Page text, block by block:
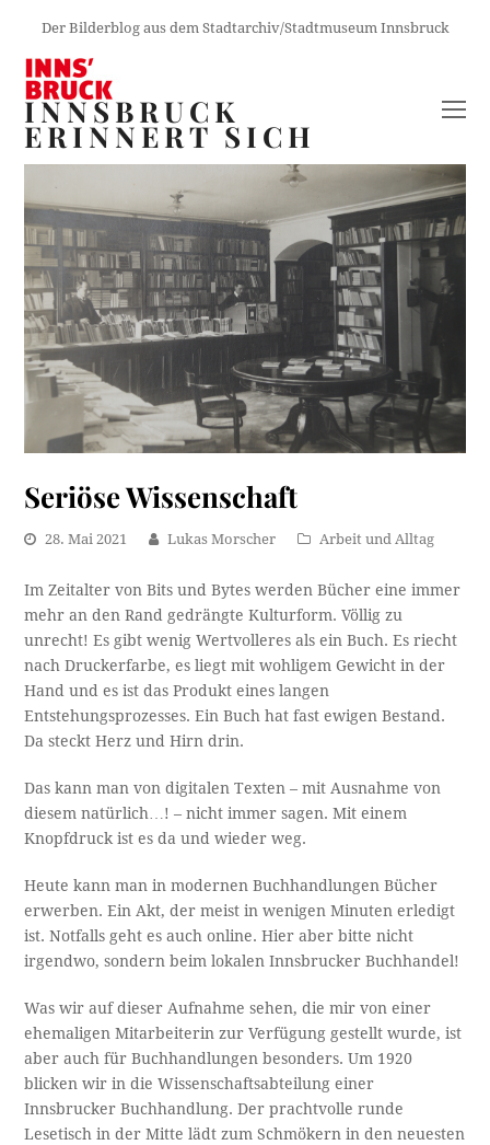
Der Bilderblog aus dem Stadtarchiv/Stadtmuseum Innsbruck
INNSBRUCK
ERINNERT SICH
Seriöse Wissenschaft
28. Mai 2021 Lukas Morscher Arbeit und Alltag
Im Zeitalter von Bits und Bytes werden Bücher eine immer
mehr an den Rand gedrängte Kulturform. Völlig zu
unrecht! Es gibt wenig Wertvolleres als ein Buch. Es riecht
nach Druckerfarbe, es liegt mit wohligem Gewicht in der
Hand und es ist das Produkt eines langen
Entstehungsprozesses. Ein Buch hat fast ewigen Bestand.
Da steckt Herz und Hirn drin.
Das kann man von digitalen Texten – mit Ausnahme von
diesem natürlich…! – nicht immer sagen. Mit einem
Knopfdruck ist es da und wieder weg.
Heute kann man in modernen Buchhandlungen Bücher
erwerben. Ein Akt, der meist in wenigen Minuten erledigt
ist. Notfalls geht es auch online. Hier aber bitte nicht
irgendwo, sondern beim lokalen Innsbrucker Buchhandel!
Was wir auf dieser Aufnahme sehen, die mir von einer
ehemaligen Mitarbeiterin zur Verfügung gestellt wurde, ist
aber auch für Buchhandlungen besonders. Um 1920
blicken wir in die Wissenschaftsabteilung einer
Innsbrucker Buchhandlung. Der prachtvolle runde
Lesetisch in der Mitte lädt zum Schmökern in den neuesten